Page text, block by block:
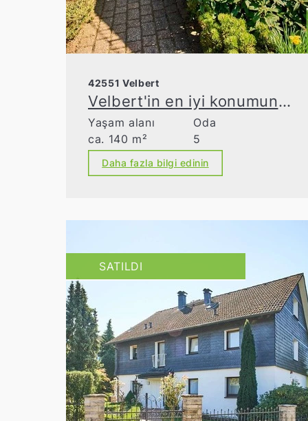
42551 Velbert
Velbert'in en iyi konumunda güneşli bahçesi olan bir rahatlık cenneti
Yaşam alanı
ca. 140 m²
Oda
5
Daha fazla bilgi edinin
SATILDI